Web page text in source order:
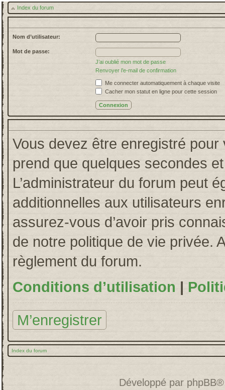
Index du forum
Nom d’utilisateur:
Mot de passe:
J’ai oublié mon mot de passe
Renvoyer l’e-mail de confirmation
Me connecter automatiquement à chaque visite
Cacher mon statut en ligne pour cette session
Vous devez être enregistré pour
prend que quelques secondes
L’administrateur du forum peut
additionnelles aux utilisateurs
assurez-vous d’avoir pris
de notre politique de vie privée.
règlement du forum.
Conditions d’utilisation |
M’enregistrer
Index du forum
Développé par phpBB®